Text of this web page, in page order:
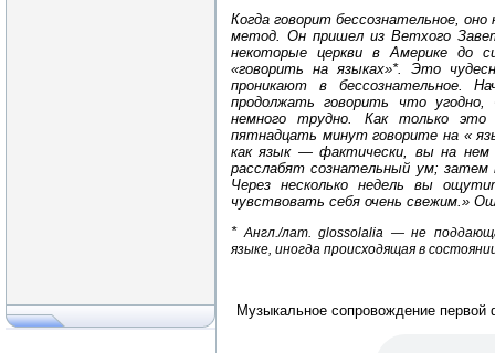
Когда говорит бессознательное,
метод. Он пришел из Ветхого
некоторые церкви в Америке до
«говорить на языках»*. Это
проникают в
продолжать говорить что
немного трудно. Как только
пятнадцать минут говорите на «
как язык — фактически, вы на нем
расслабят сознательный ум;
Через несколько недель вы
чувствовать себя очень свежим.»
*Англ./лат. glossolalia — не
языке, иногда происходящая в
Музыкальное сопровождение